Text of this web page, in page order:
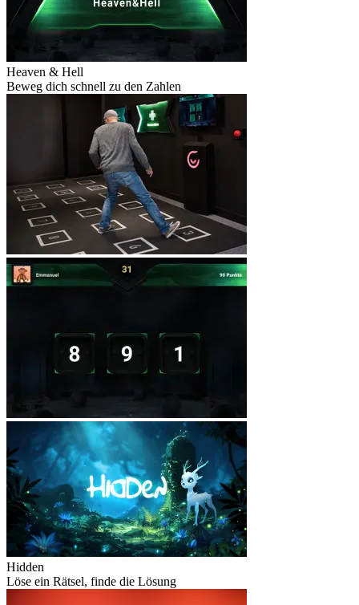
Heaven & Hell
Beweg dich schnell zu den Zahlen
Hidden
Löse ein Rätsel, finde die Lösung